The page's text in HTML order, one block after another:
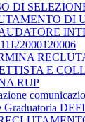
DI
DI
E
RUP
Graduatoria